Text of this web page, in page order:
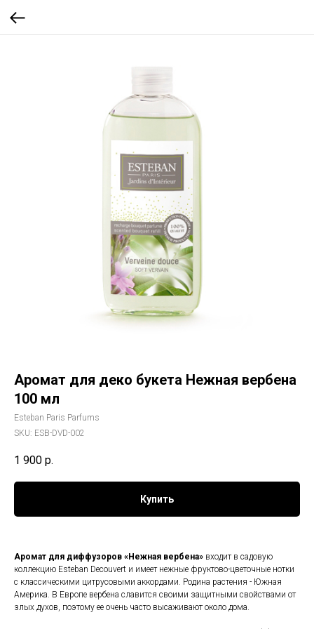
Аромат для деко букета Нежная вербена
100 мл
Esteban Paris Parfums
SKU: ESB-DVD-002
1 900 р.
Купить
Аромат для диффузоров «Нежная вербена» входит в садовую
коллекцию Esteban Decouvert и имеет нежные фруктово-цветочные нотки
с классическими цитрусовыми аккордами. Родина растения - Южная
Америка. В Европе вербена славится своими защитными свойствами от
злых духов, поэтому ее очень часто высаживают около дома.